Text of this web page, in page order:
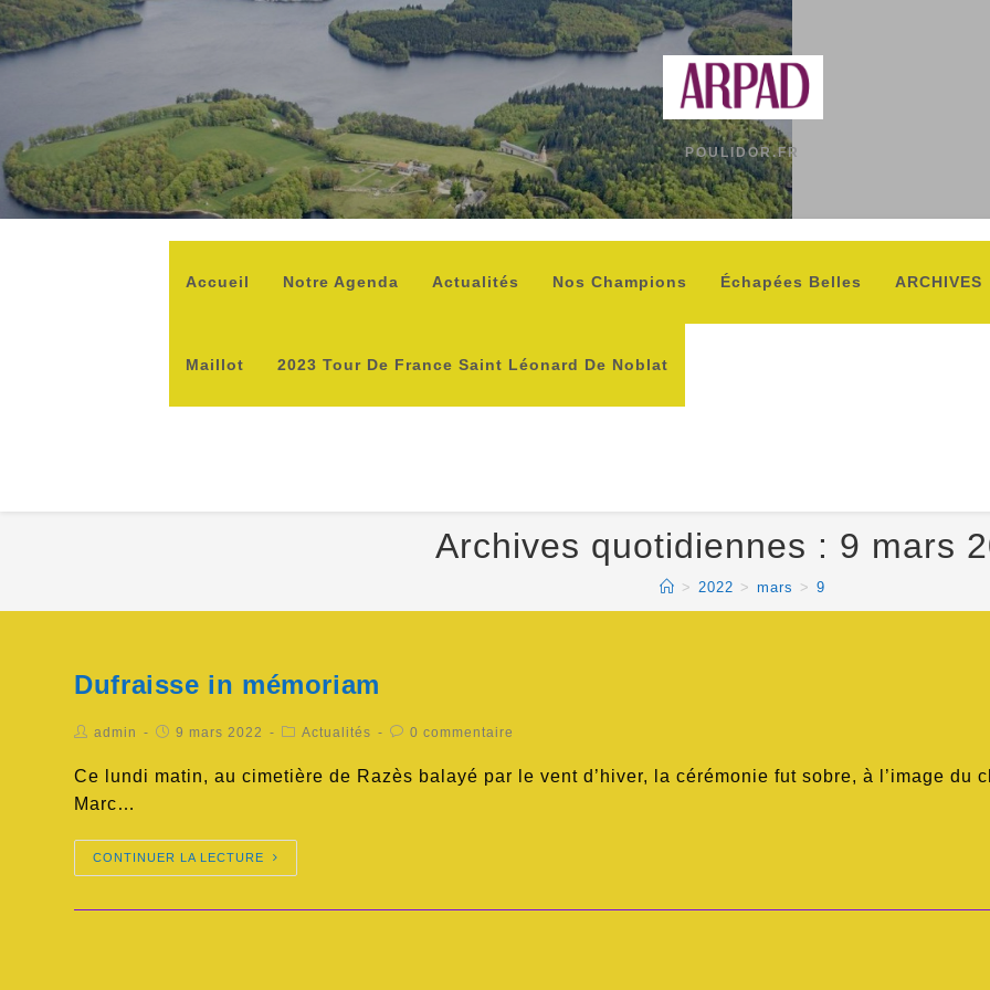
POULIDOR.FR
Accueil Notre Agenda Actualités Nos Champions Échapées Belles ARCHIVES
Maillot 2023 Tour De France Saint Léonard De Noblat
Archives quotidiennes : 9 mars
> 2022 > mars > 9
Dufraisse in mémoriam
admin 9 mars 2022 Actualités 0 commentaire
Ce lundi matin, au cimetière de Razès balayé par le vent d’hiver, la cérémonie fut sobre, à l’image du
Marc…
CONTINUER LA LECTURE